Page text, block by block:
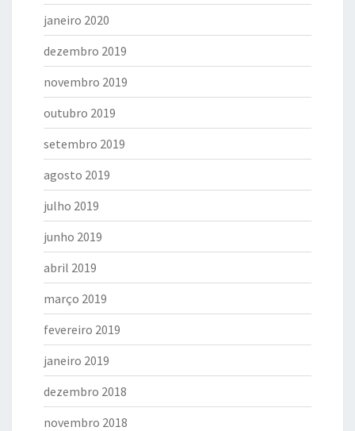
janeiro 2020
dezembro 2019
novembro 2019
outubro 2019
setembro 2019
agosto 2019
julho 2019
junho 2019
abril 2019
março 2019
fevereiro 2019
janeiro 2019
dezembro 2018
novembro 2018